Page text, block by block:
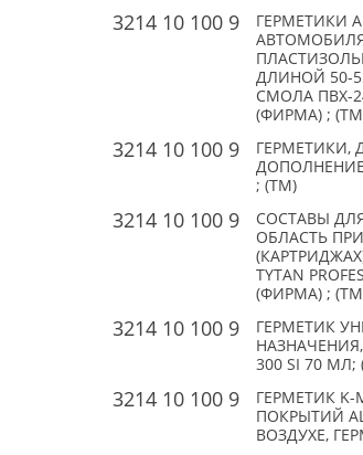
3214 10 100 9
ГЕРМЕТИКИ
ДЛИНОЙ 50-
СМОЛА ПВХ-
(ФИРМА) ;
3214 10 100 9
ГЕРМЕТИКИ,
; (TM)
3214 10 100 9
СОСТАВЫ
ОБЛАСТЬ
(КАРТРИДЖАХ)
TYTAN
(ФИРМА) ;
3214 10 100 9
ГЕРМЕТИК
300 SI 70
3214 10 100 9
ГЕРМЕТИК
ПОКРЫТИЙ
ВОЗДУХЕ,